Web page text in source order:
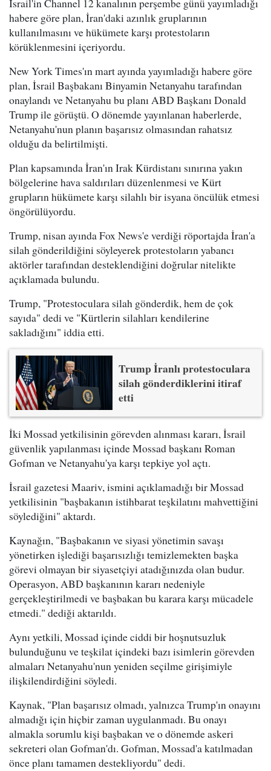
İsrail'in Channel 12 kanalının perşembe günü yayımladığı
habere göre plan, İran'daki azınlık gruplarının
kullanılmasını ve hükümete karşı protestoların
körüklenmesini içeriyordu.
New York Times'ın mart ayında yayımladığı habere göre
plan, İsrail Başbakanı Binyamin Netanyahu tarafından
onaylandı ve Netanyahu bu planı ABD Başkanı Donald
Trump ile görüştü. O dönemde yayınlanan haberlerde,
Netanyahu'nun planın başarısız olmasından rahatsız
olduğu da belirtilmişti.
Plan kapsamında İran'ın Irak Kürdistanı sınırına yakın
bölgelerine hava saldırıları düzenlenmesi ve Kürt
grupların hükümete karşı silahlı bir isyana öncülük etmesi
öngörülüyordu.
Trump, nisan ayında Fox News'e verdiği röportajda İran'a
silah gönderildiğini söyleyerek protestoların yabancı
aktörler tarafından desteklendiğini doğrular nitelikte
açıklamada bulundu.
Trump, "Protestoculara silah gönderdik, hem de çok
sayıda" dedi ve "Kürtlerin silahları kendilerine
sakladığını" iddia etti.
Trump İranlı protestoculara
silah gönderdiklerini itiraf
etti
İki Mossad yetkilisinin görevden alınması kararı, İsrail
güvenlik yapılanması içinde Mossad başkanı Roman
Gofman ve Netanyahu'ya karşı tepkiye yol açtı.
İsrail gazetesi Maariv, ismini açıklamadığı bir Mossad
yetkilisinin "başbakanın istihbarat teşkilatını mahvettiğini
söylediğini" aktardı.
Kaynağın, "Başbakanın ve siyasi yönetimin savaşı
yönetirken işlediği başarısızlığı temizlemekten başka
görevi olmayan bir siyasetçiyi atadığınızda olan budur.
Operasyon, ABD başkanının kararı nedeniyle
gerçekleştirilmedi ve başbakan bu karara karşı mücadele
etmedi." dediği aktarıldı.
Aynı yetkili, Mossad içinde ciddi bir hoşnutsuzluk
bulunduğunu ve teşkilat içindeki bazı isimlerin görevden
almaları Netanyahu'nun yeniden seçilme girişimiyle
ilişkilendirdiğini söyledi.
Kaynak, "Plan başarısız olmadı, yalnızca Trump'ın onayını
almadığı için hiçbir zaman uygulanmadı. Bu onayı
almakla sorumlu kişi başbakan ve o dönemde askeri
sekreteri olan Gofman'dı. Gofman, Mossad'a katılmadan
önce planı tamamen destekliyordu" dedi.